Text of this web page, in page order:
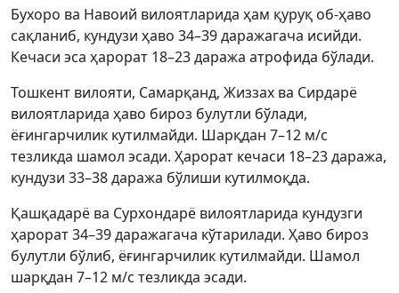
Бухоро ва Навоий вилоятларида ҳам қуруқ об-ҳаво
сақланиб, кундузи ҳаво 34–39 даражагача исийди.
Кечаси эса ҳарорат 18–23 даража атрофида бўлади.
Тошкент вилояти, Самарқанд, Жиззах ва Сирдарё
вилоятларида ҳаво бироз булутли бўлади,
ёғингарчилик кутилмайди. Шарқдан 7–12 м/с
тезликда шамол эсади. Ҳарорат кечаси 18–23 даража,
кундузи 33–38 даража бўлиши кутилмоқда.
Қашқадарё ва Сурхондарё вилоятларида кундузги
ҳарорат 34–39 даражагача кўтарилади. Ҳаво бироз
булутли бўлиб, ёғингарчилик кутилмайди. Шамол
шарқдан 7–12 м/с тезликда эсади.